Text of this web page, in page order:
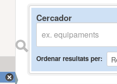
Cercador
Ordenar resultats per